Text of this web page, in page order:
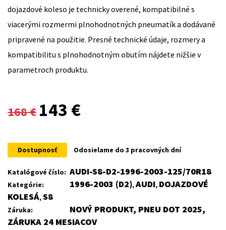
dojazdové koleso je technicky overené, kompatibilné s
viacerými rozmermi plnohodnotných pneumatík a dodávané
pripravené na použitie. Presné technické údaje, rozmery a
kompatibilitu s plnohodnotným obutím nájdete nižšie v
parametroch produktu.
168€
Original
was:
168 €.
143 €
is:
143 €.
Dostupnosť Odosielame do 3 pracovných dní
Katalógové číslo: AUDI-S8-D2-1996-2003-125/70R18
Kategórie: 1996-2003 (D2),AUDI, DOJAZDOVÉ
KOLESÁ,S8
Záruka:
NOVÝ PRODUKT, PNEU DOT 2025,
ZÁRUKA 24 MESIACOV